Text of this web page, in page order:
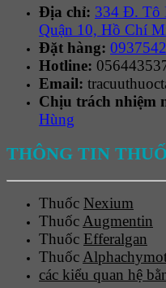
Địa chỉ: 334 Đ. Tô
Quận 10, Hồ Chí
Đặt hàng:
Hotline:
Email:
Chịu trách nhiệm
Hùng
THÔNG TIN
Thuốc Nexium
Thuốc Augmentin
Thuốc Efferalgan
Thuốc
các kiểu quan hệ